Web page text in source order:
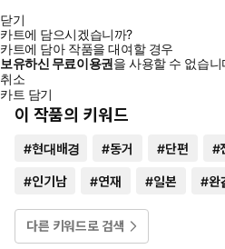
닫기
카트에 담으시겠습니까?
카트에 담아 작품을 대여할 경우
보유하신 무료이용권을 사용할 수 없습니
취소
카트 담기
이 작품의 키워드
#현대배경 #동거 #단편 #
#인기남 #연재 #일본 #완
다른 키워드로 검색